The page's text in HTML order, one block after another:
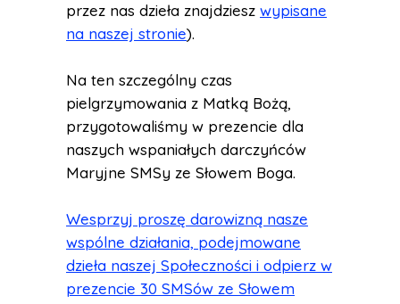
przez nas dzieła znajdziesz wypisane
na naszej stronie).
Na ten szczególny czas
pielgrzymowania z Matką Bożą,
przygotowaliśmy w prezencie dla
naszych wspaniałych darczyńców
Maryjne SMSy ze Słowem Boga.
Wesprzyj proszę darowizną nasze
wspólne działania, podejmowane
dzieła naszej Społeczności i odpierz w
prezencie 30 SMSów ze Słowem